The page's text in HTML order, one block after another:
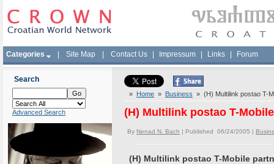
Categories Site Map Contact Us Impressum Links Forum
Search
Advanced Search
» Home » Business » (H) Multilink postao T-
(H) Multilink postao T-
By Nenad N. Bach | Published 06/24/2005 |
(H) Multilink postao T-Mobile